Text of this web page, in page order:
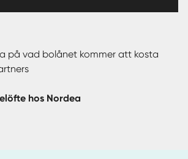
på vad bolånet kommer att kosta
hos Nordea